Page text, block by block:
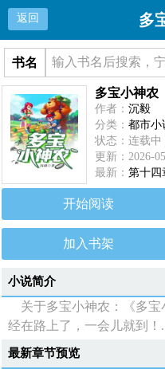
返回 多
书名
多宝小神农
作者：沉毅
分类：都市小
状态：连载中
更新：2026-
最新：第十四
开始阅读
加入书架
小说简介
关于多宝小神农：《多宝
经在路上了，一会儿就到！
最新章节预览